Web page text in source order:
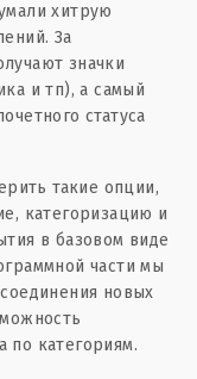
хитрую
За
значки
и тп), а самый
статуса
такие опции,
категоризацию и
в базовом виде
части мы
новых
по категориям.